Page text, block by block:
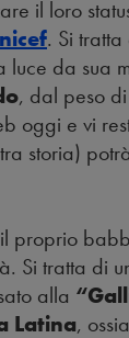
il loro
. Si tratta
luce da sua
, dal peso
oggi e vi
storia)
proprio
Si tratta di
alla
Latina,